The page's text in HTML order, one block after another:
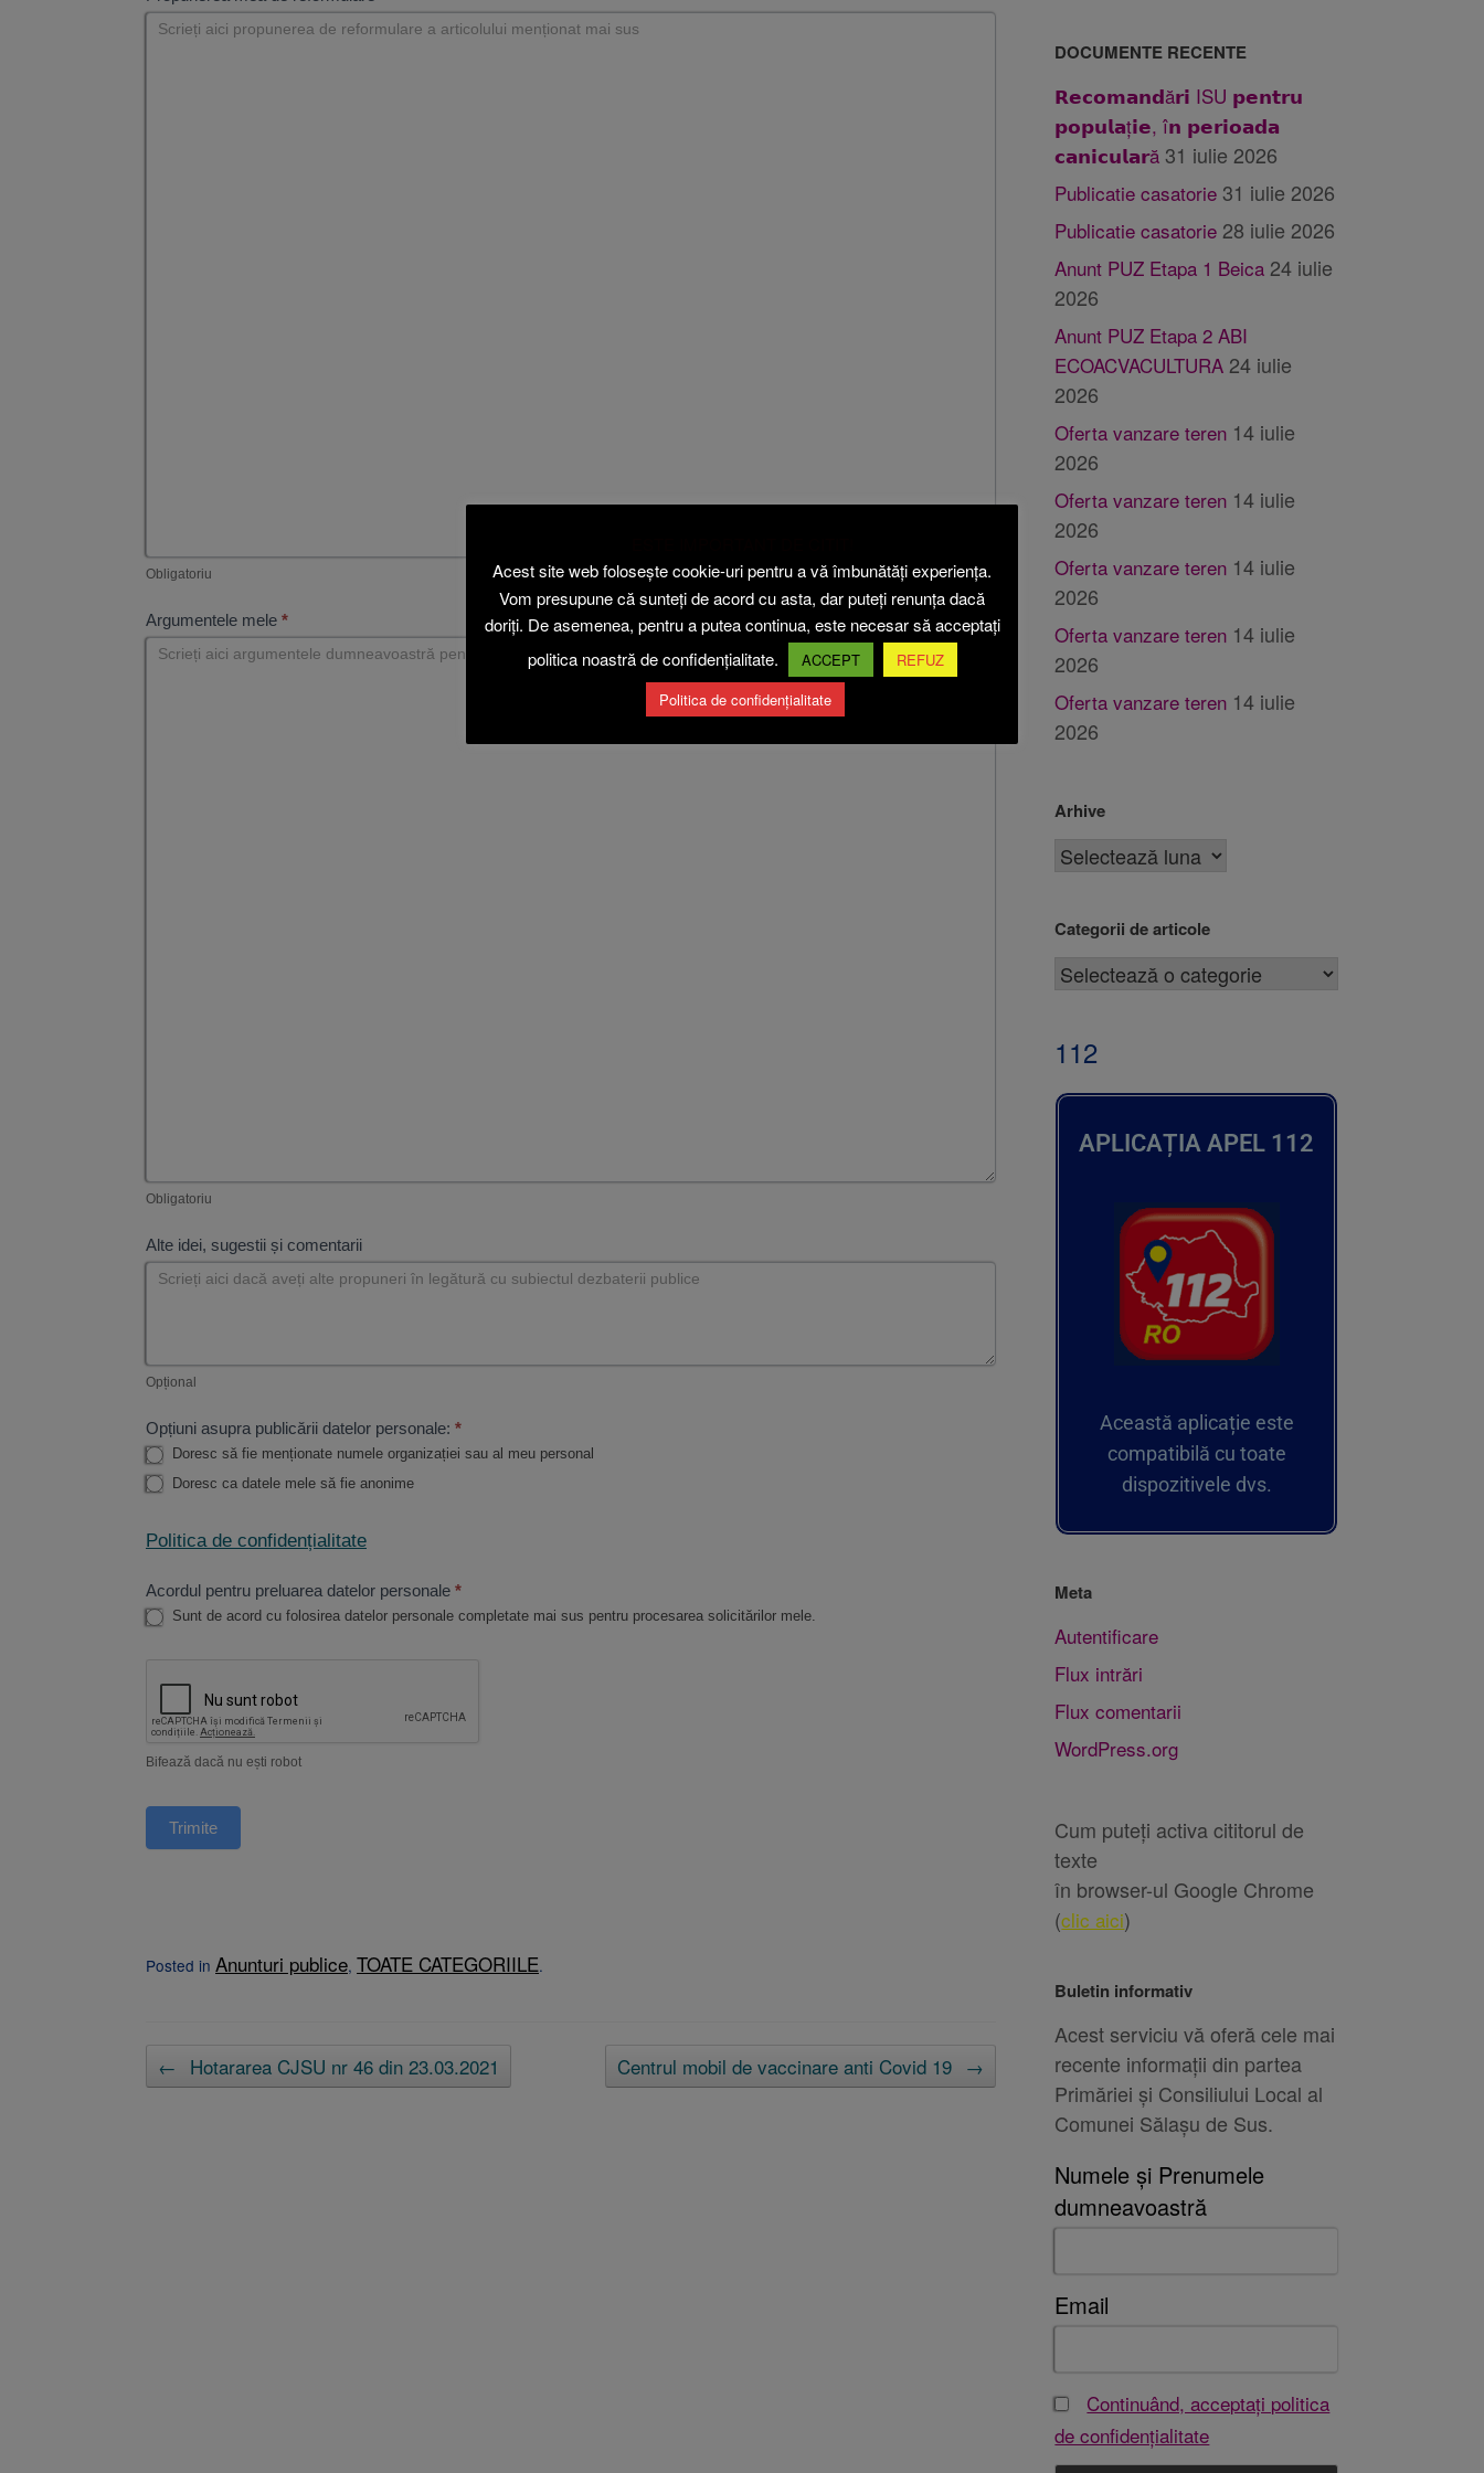
Obligatoriu
Argumentele mele *
Obligatoriu
Alte idei, sugestii și comentarii
Opțional
Opțiuni asupra publicării datelor personale: *
Doresc să fie menționate numele organizației sau al meu personal
Doresc ca datele mele să fie anonime
Politica de confidențialitate
Acordul pentru preluarea datelor personale *
Sunt de acord cu folosirea datelor personale completate mai sus pentru procesarea solicitărilor mele.
Bifează dacă nu ești robot
Posted in Anunturi publice, TOATE CATEGORIILE.
Post navigation
← Hotararea CJSU nr 46 din 23.03.2021 Centrul mobil de vaccinare anti Covid 19 →
DOCUMENTE RECENTE
𝗥𝗲𝗰𝗼𝗺𝗮𝗻𝗱ă𝗿𝗶 ISU 𝗽𝗲𝗻𝘁𝗿𝘂
𝗽𝗼𝗽𝘂𝗹𝗮ț𝗶𝗲, î𝗻 𝗽𝗲𝗿𝗶𝗼𝗮𝗱𝗮
𝗰𝗮𝗻𝗶𝗰𝘂𝗹𝗮𝗿ă 31 iulie 2026
Publicatie casatorie 31 iulie 2026
Publicatie casatorie 28 iulie 2026
Anunt PUZ Etapa 1 Beica 24 iulie
2026
Anunt PUZ Etapa 2 ABI
ECOACVACULTURA 24 iulie
2026
Oferta vanzare teren 14 iulie
2026
Oferta vanzare teren 14 iulie
2026
Oferta vanzare teren 14 iulie
2026
Oferta vanzare teren 14 iulie
2026
Oferta vanzare teren 14 iulie
2026
Arhive
Categorii de articole
112
APLICAȚIA APEL 112
Această aplicație este
compatibilă cu toate
dispozitivele dvs.
Meta
Autentificare
Flux intrări
Flux comentarii
WordPress.org
Cum puteți activa cititorul de
texte
în browser-ul Google Chrome
(clic aici)
Buletin informativ
Acest serviciu vă oferă cele mai
recente informații din partea
Primăriei și Consiliului Local al
Comunei Sălașu de Sus.
Numele și Prenumele
dumneavoastră
Email
Continuând, acceptați politica
de confidențialitate
Acest site web folosește cookie-uri pentru a vă îmbunătăți experiența.
Vom presupune că sunteți de acord cu asta, dar puteți renunța dacă
doriți. De asemenea, pentru a putea continua, este necesar să acceptați
politica noastră de confidențialitate.
ACCEPT
REFUZ
Politica de confidențialitate